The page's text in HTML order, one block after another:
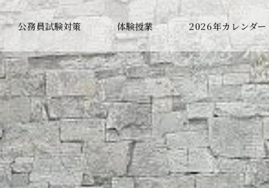
公務員試験対策 体験授業 2026年カレンダー